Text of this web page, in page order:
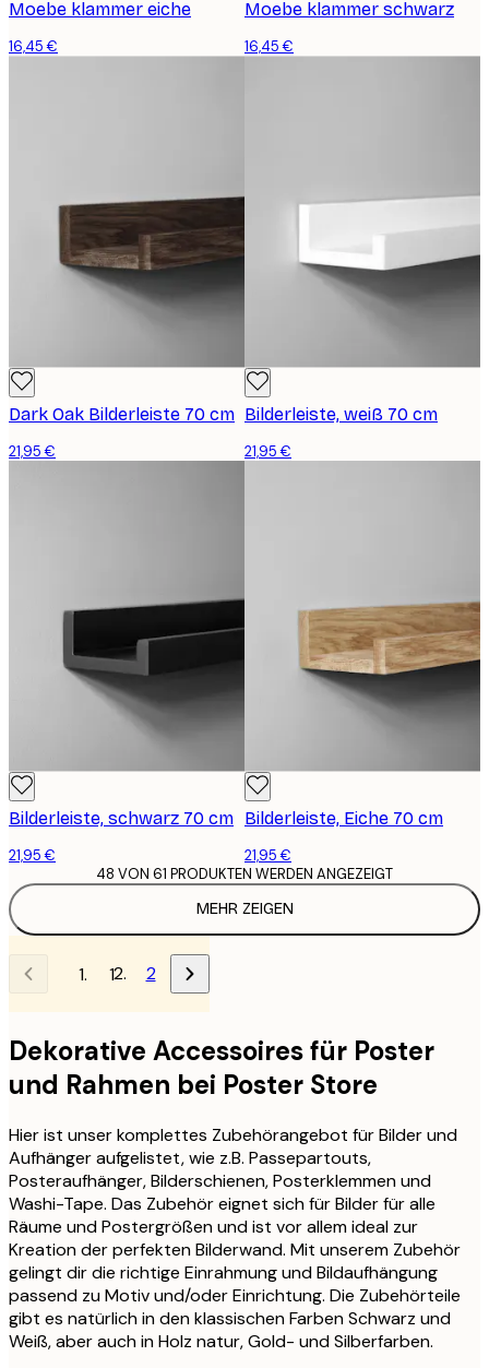
Moebe klammer eiche
16,45 €
Moebe klammer schwarz
16,45 €
Dark Oak Bilderleiste 70 cm
21,95 €
Bilderleiste, weiß 70 cm
21,95 €
Bilderleiste, schwarz 70 cm
21,95 €
Bilderleiste, Eiche 70 cm
21,95 €
MEHR ZEIGEN
48 VON 61 PRODUKTEN WERDEN ANGEZEIGT
1 2
Dekorative Accessoires für Poster
und Rahmen bei Poster Store
Hier ist unser komplettes Zubehörangebot für Bilder und
Aufhänger aufgelistet, wie z.B. Passepartouts,
Posteraufhänger, Bilderschienen, Posterklemmen und
Washi-Tape. Das Zubehör eignet sich für Bilder für alle
Räume und Postergrößen und ist vor allem ideal zur
Kreation der perfekten Bilderwand. Mit unserem Zubehör
gelingt dir die richtige Einrahmung und Bildaufhängung
passend zu Motiv und/oder Einrichtung. Die Zubehörteile
gibt es natürlich in den klassischen Farben Schwarz und
Weiß, aber auch in Holz natur, Gold- und Silberfarben.